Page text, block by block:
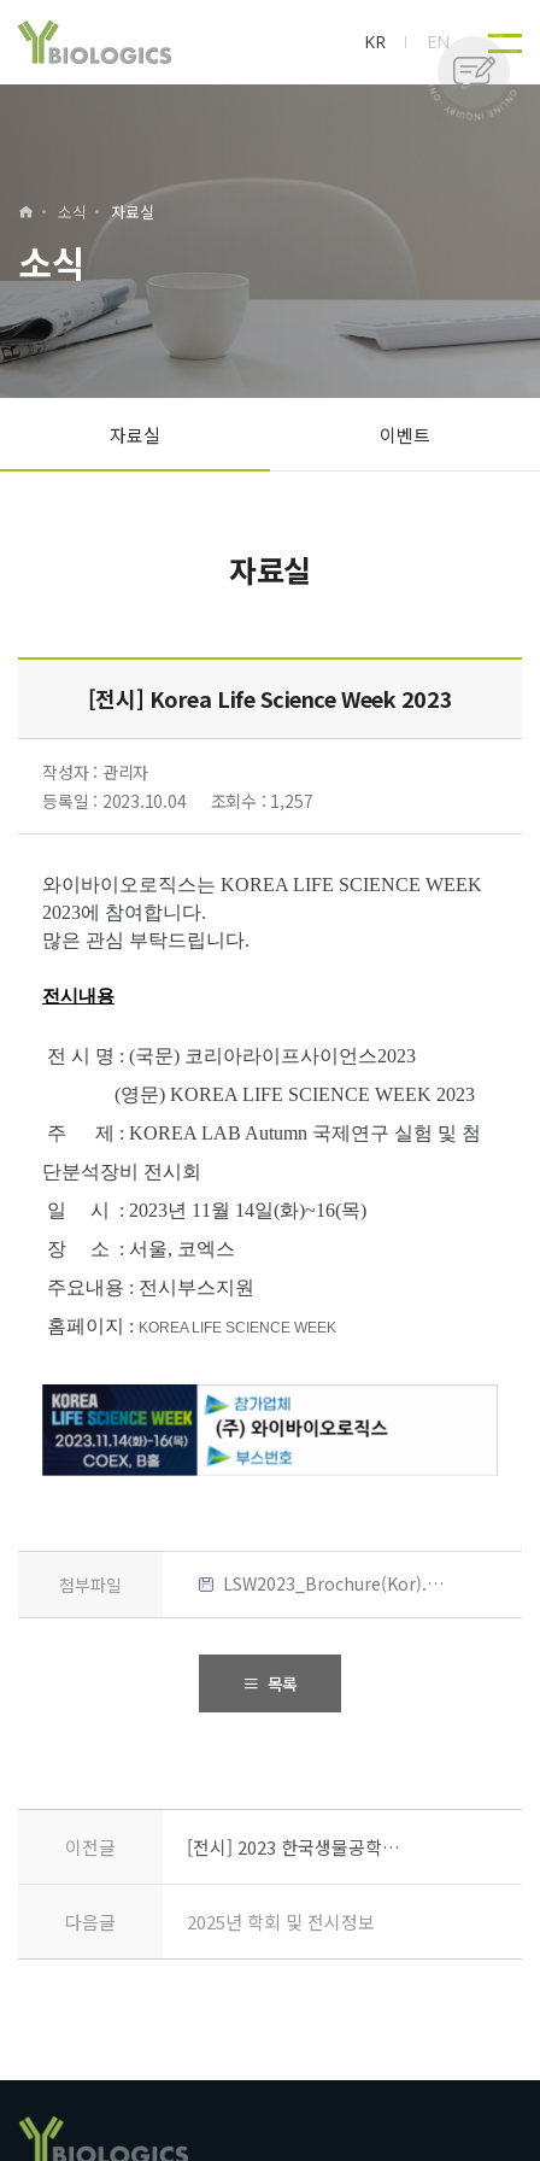
KR EN
소식 자료실
소식
자료실 이벤트
자료실
[전시] Korea Life Science Week 2023
작성자 : 관리자
등록일 : 2023.10.04
조회수 : 1,257
와이바이오로직스는 KOREA LIFE SCIENCE WEEK
2023에 참여합니다.
많은 관심 부탁드립니다.
전시내용
전 시 명 : (국문) 코리아라이프사이언스2023
(영문) KOREA LIFE SCIENCE WEEK 2023
주
제 : KOREA LAB Autumn 국제연구 실험 및 첨
단분석장비 전시회
일
시 : 2023년 11월 14일(화)~16(목)
장
소 : 서울, 코엑스
주요내용 : 전시부스지원
홈페이지
: KOREA LIFE SCIENCE WEEK
첨부파일 LSW2023_Brochure(Kor).pdf
목록
이전글 [전시] 2023 한국생물공학회 추계학술대회
다음글 2025년 학회 및 전시정보